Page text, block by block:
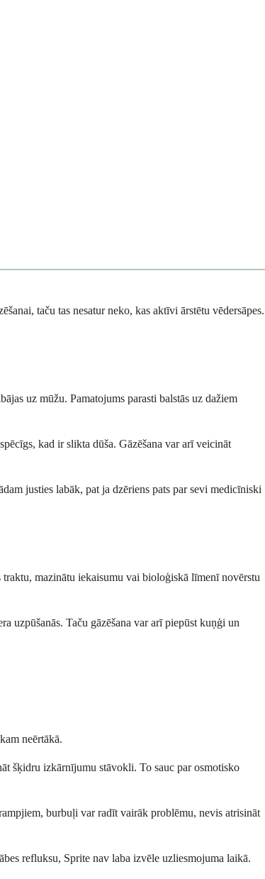
taču tas nesatur neko, kas aktīvi ārstētu vēdersāpes.
uz mūžu. Pamatojums parasti balstās uz dažiem
kad ir slikta dūša. Gāzēšana var arī veicināt
justies labāk, pat ja dzēriens pats par sevi medicīniski
mazinātu iekaisumu vai bioloģiskā līmenī novērstu
uzpūšanās. Taču gāzēšana var arī piepūst kuņģi un
neērtākā.
šķidru izkārnījumu stāvokli. To sauc par osmotisko
burbuļi var radīt vairāk problēmu, nevis atrisināt
refluksu, Sprite nav laba izvēle uzliesmojuma laikā.